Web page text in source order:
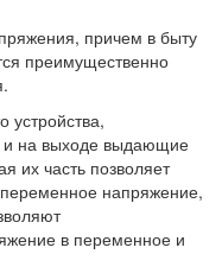
причем в быту
преимущественно
устройства,
и на выходе выдающие
их часть позволяет
переменное напряжение,
в переменное и